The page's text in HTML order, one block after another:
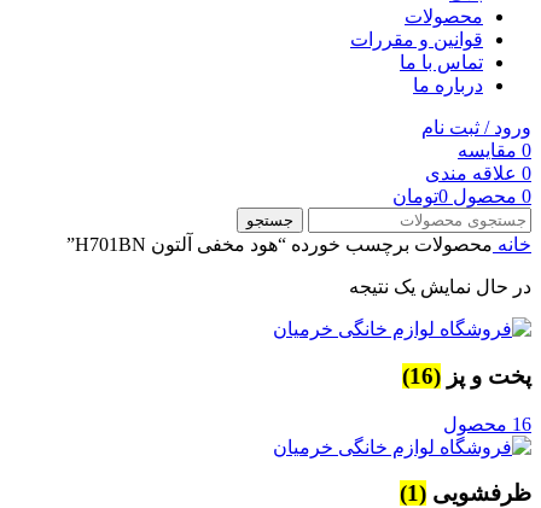
محصولات
قوانین و مقررات
تماس با ما
درباره ما
ورود / ثبت نام
0 مقایسه
0 علاقه مندی
0 محصول 0تومان
جستجو
خانه محصولات برچسب خورده “هود مخفی آلتون H701BN”
در حال نمایش یک نتیجه
پخت و پز (16)
16 محصول
ظرفشویی (1)